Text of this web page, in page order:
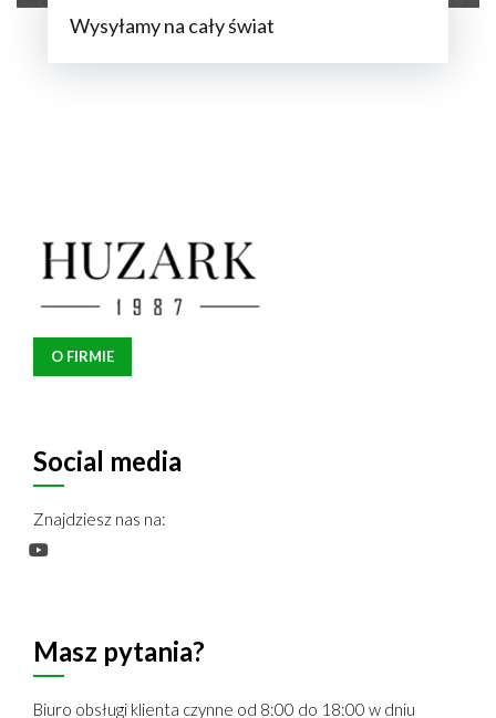
Wysyłamy na cały świat
O FIRMIE
Social media
Znajdziesz nas na:
Masz pytania?
Biuro obsługi klienta czynne od 8:00 do 18:00 w dniu